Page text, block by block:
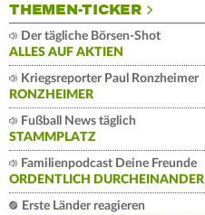
THEMEN-TICKER
Der tägliche Börsen-Shot
ALLES AUF AKTIEN
Kriegsreporter Paul Ronzheimer
RONZHEIMER
Fußball News täglich
STAMMPLATZ
Familienpodcast Deine Freunde
ORDENTLICH DURCHEINANDER
Erste Länder reagieren